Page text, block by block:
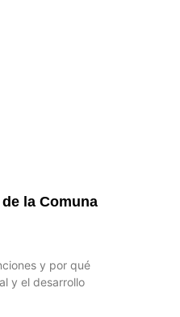
la Comuna
y por qué
y el desarrollo